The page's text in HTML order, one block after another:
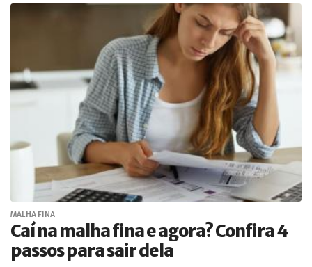
MALHA FINA
Caí na malha fina e agora? Confira 4
passos para sair dela